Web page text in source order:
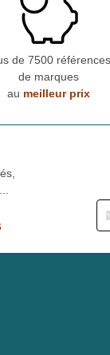
de 7500 références
de marques
au meilleur prix